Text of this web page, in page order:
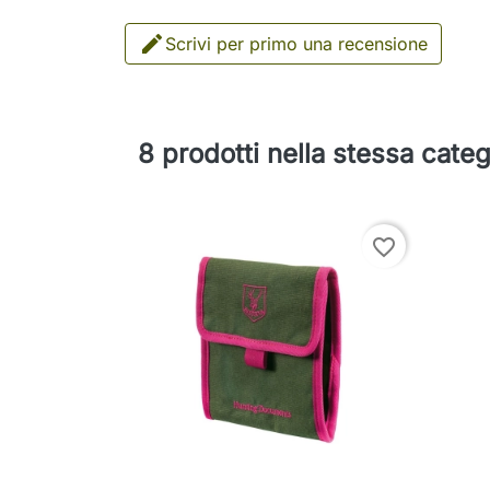
 Scrivi per primo una recensione
8 prodotti nella stessa
favorite_border